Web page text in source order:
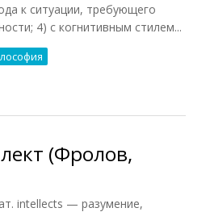
к ситуации, требующего
4) с когнитивным стилем...
(Фролов,
intellects — разумение,